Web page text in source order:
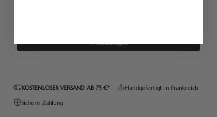
KOSTENLOSER VERSAND AB 75 €* Handgefertigt in Frankreich
Sichere Zahlung